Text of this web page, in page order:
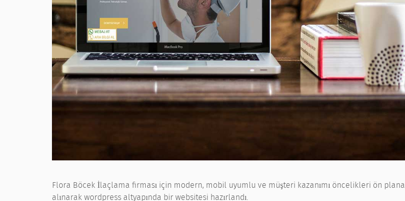
Flora Böcek İlaçlama firması için modern, mobil uyumlu ve müşteri kazanımı öncelikleri ön plana
alınarak wordpress altyapında bir websitesi hazırlandı.